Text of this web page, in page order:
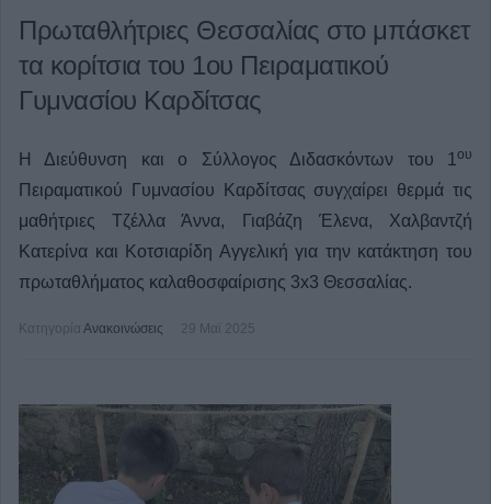
Πρωταθλήτριες Θεσσαλίας στο μπάσκετ
τα κορίτσια του 1ου Πειραματικού
Γυμνασίου Καρδίτσας
Η Διεύθυνση και ο Σύλλογος Διδασκόντων του 1 ου
Πειραματικού Γυμνασίου Καρδίτσας συγχαίρει θερμά τις
μαθήτριες Τζέλλα Άννα, Γιαβάζη Έλενα, Χαλβαντζή
Κατερίνα και Κοτσιαρίδη Αγγελική για την κατάκτηση του
πρωταθλήματος καλαθοσφαίρισης 3x3 Θεσσαλίας.
Κατηγορία Ανακοινώσεις 29 Μαϊ 2025